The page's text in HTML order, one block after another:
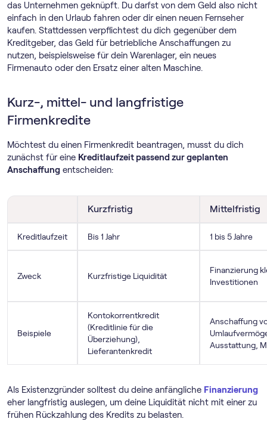
das Unternehmen geknüpft. Du darfst von dem Geld also nicht
einfach in den Urlaub fahren oder dir einen neuen Fernseher
kaufen. Stattdessen verpflichtest du dich gegenüber dem
Kreditgeber, das Geld für betriebliche Anschaffungen zu
nutzen, beispielsweise für dein Warenlager, ein neues
Firmenauto oder den Ersatz einer alten Maschine.
Kurz-, mittel- und langfristige
Firmenkredite
Möchtest du einen Firmenkredit beantragen, musst du dich
zunächst für eine Kreditlaufzeit passend zur geplanten
Anschaffung entscheiden:
Kurzfristig Mittelfristig
Kreditlaufzeit Bis 1 Jahr 1 bis 5 Jahre
Zweck Kurzfristige Liquidität
Finanzierung
Investitionen
Beispiele
Kontokorrentkredit
(Kreditlinie für die
Überziehung),
Lieferantenkredit
Anschaffung
Ausstattung,
Als Existenzgründer solltest du deine anfängliche Finanzierung
eher langfristig auslegen, um deine Liquidität nicht mit einer zu
frühen Rückzahlung des Kredits zu belasten.